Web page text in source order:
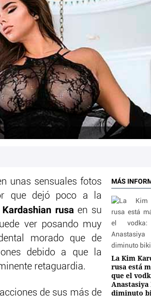
MÁS
La Kim
rusa está
que el
diminuto
unas sensuales fotos
que dejó poco a la
rusa en su
ver posando muy
morado que de
debido a que la
retaguardia.
de sus más de